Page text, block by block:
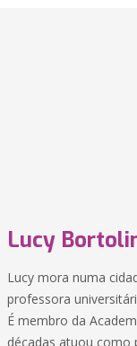
Lucy
Lucy mora numa
professora
É membro da
décadas atuou como